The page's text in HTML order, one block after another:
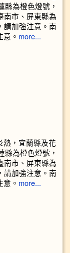
為橙色燈號，
南市、屏東縣為
請加強注意。南
。 more...
熱，宜蘭縣及花
為橙色燈號，
南市、屏東縣為
請加強注意。南
。 more...